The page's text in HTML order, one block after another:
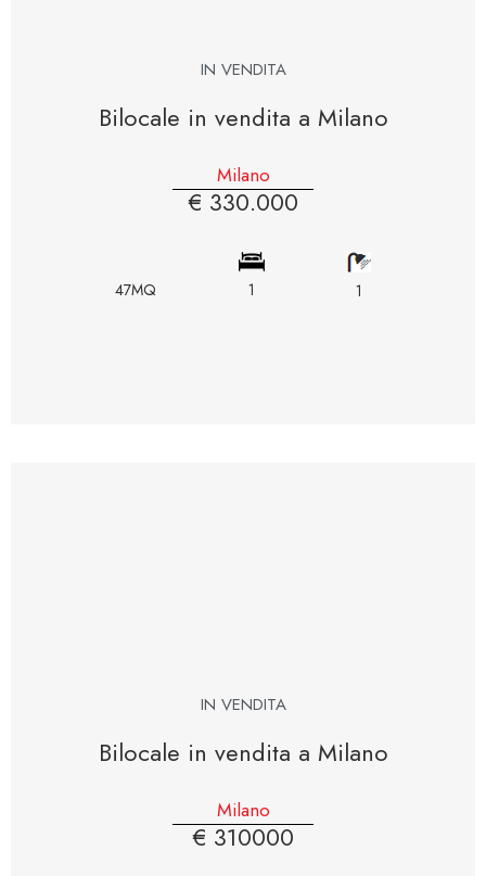
IN VENDITA
Bilocale in vendita a Milano
Milano
€ 330.000
47MQ 1 1
IN VENDITA
Bilocale in vendita a Milano
Milano
€ 310000